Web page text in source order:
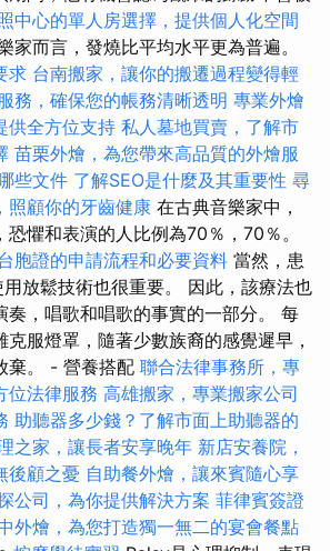
中心的單人房選擇，提供個人化空間
家而言，發燒比平均水平更為普遍。
求 台南搬家，讓你的搬遷過程變得輕
務，確保您的帳務清晰透明 專業外燴
供全方位支持 私人墓地買賣，了解市
苗栗外燴，為您帶來高品質的外燴服
些文件 了解SEO是什麼及其重要性 尋
照顧你的牙齒健康 在古典音樂家中，
懼和表演的人比例為70％，70％。
胞證的申請流程和必要資料 當然，患
用放鬆技術也很重要。 因此，該療法也
奏，唱歌和唱歌的事實的一部分。 每
服燈罩，隨著少數族裔的感覺遲早，
棄。 - 營養搭配 聯合法律事務所，專
位法律服務 高雄搬家，專業搬家公司
助聽器多少錢？了解市面上助聽器的
之家，讓長者安享晚年 新店安養院，
後顧之憂 自助餐外燴，讓來賓隨心享
公司，為你提供解決方案 菲律賓簽證
外燴，為您打造獨一無二的宴會餐點